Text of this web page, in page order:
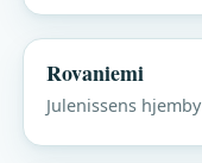
Rovaniemi
Julenissens